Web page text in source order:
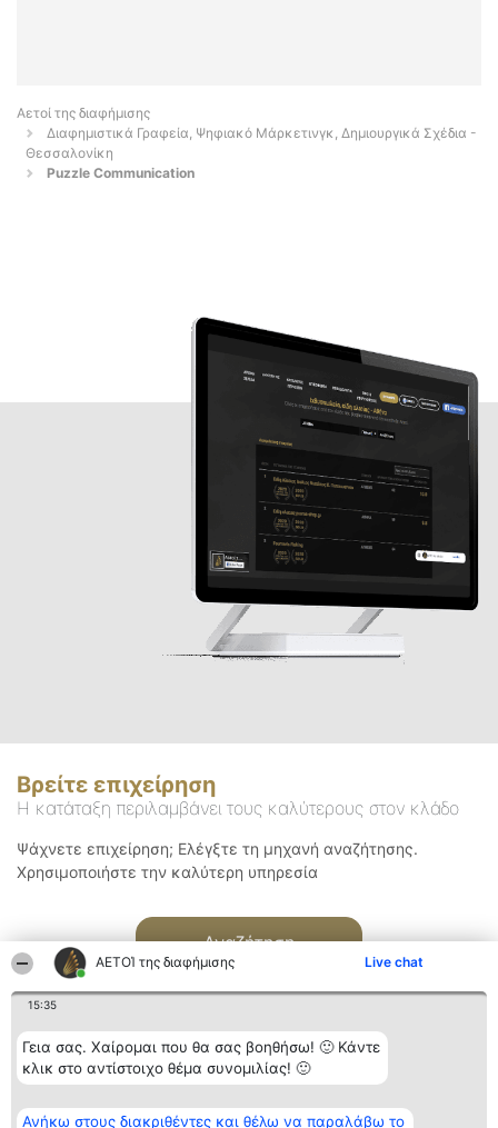
ΑΕΤΟΊ της διαφήμισης Live chat
15:35
Γεια σας. Χαίρομαι που θα σας βοηθήσω! 🙂 Κάντε
κλικ στο αντίστοιχο θέμα συνομιλίας! 🙂
Ανήκω στους διακριθέντες και θέλω να παραλάβω το
Αετοί της διαφήμισης
Διαφημιστικά Γραφεία, Ψηφιακό Μάρκετινγκ, Δημιουργικά Σχέδια -
Θεσσαλονίκη
Puzzle Communication
Βρείτε επιχείρηση
Η κατάταξη περιλαμβάνει τους καλύτερους στον κλάδο
Ψάχνετε επιχείρηση; Ελέγξτε τη μηχανή αναζήτησης.
Χρησιμοποιήστε την καλύτερη υπηρεσία
Αναζήτηση
Διοργανωτής της
κατάταξης
Κατάταξη
Διακριθέντες
Επικοινωνία
Επικοινωνία